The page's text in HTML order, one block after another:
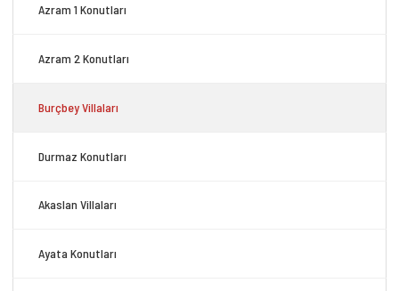
Azram 1 Konutları
Azram 2 Konutları
Burçbey Villaları
Durmaz Konutları
Akaslan Villaları
Ayata Konutları